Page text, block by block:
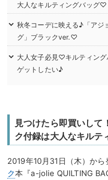
大人なキルティングバッグ♡
秋冬コーデに映える♪「アジ
グ」ブラックver.♡
大人女子必見♡キルティン
ゲットしたい♪
見つけたら即買いして
ク付録は大人なキル
2019年10月31日（木）か
ク本『a-jolie QUILTING